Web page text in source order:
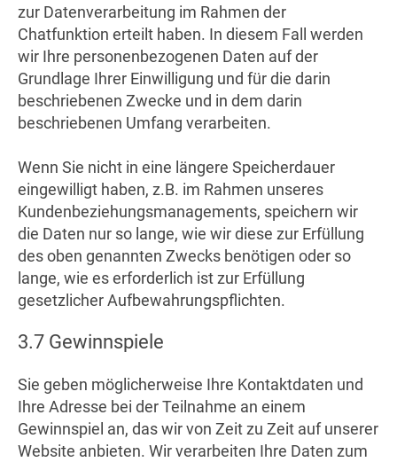
zur Datenverarbeitung im Rahmen der
Chatfunktion erteilt haben. In diesem Fall werden
wir Ihre personenbezogenen Daten auf der
Grundlage Ihrer Einwilligung und für die darin
beschriebenen Zwecke und in dem darin
beschriebenen Umfang verarbeiten.
Wenn Sie nicht in eine längere Speicherdauer
eingewilligt haben, z.B. im Rahmen unseres
Kundenbeziehungsmanagements, speichern wir
die Daten nur so lange, wie wir diese zur Erfüllung
des oben genannten Zwecks benötigen oder so
lange, wie es erforderlich ist zur Erfüllung
gesetzlicher Aufbewahrungspflichten.
3.7 Gewinnspiele
Sie geben möglicherweise Ihre Kontaktdaten und
Ihre Adresse bei der Teilnahme an einem
Gewinnspiel an, das wir von Zeit zu Zeit auf unserer
Website anbieten. Wir verarbeiten Ihre Daten zum